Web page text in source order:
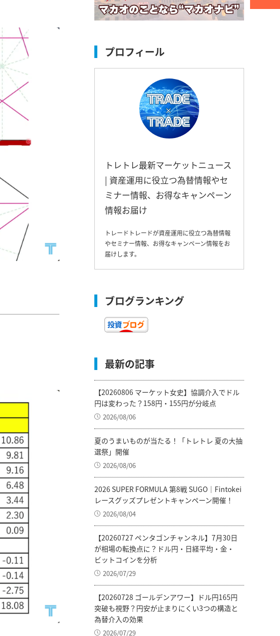
プロフィール
トレトレ最新マーケットニュース
| 資産運用に役立つ為替情報やセ
ミナー情報、お得なキャンペーン
情報お届け
トレードトレードが資産運用に役立つ為替情報
やセミナー情報、お得なキャンペーン情報をお
届けします。
ブログランキング
最新の記事
【20260806 マーケット女史】協調介入でドル
円は変わった？158円・155円が分岐点
2026/08/06
夏のうまいものが当たる！「トレトレ 夏の大抽
選祭」開催
2026/08/06
2026 SUPER FORMULA 第8戦 SUGO｜Fintokei
レースグッズプレゼントキャンペーン開催！
2026/08/04
【20260727 ペンタゴンチャンネル】7月30日
が相場の転換点に？ドル円・日経平均・金・
ビットコインを分析
2026/07/29
【20260728 ゴールデンアワー】ドル円165円
突破も視野？円安が止まりにくい3つの構造と
為替介入の効果
2026/07/29